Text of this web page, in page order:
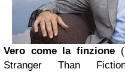
Vero come la finzione
Stranger Than